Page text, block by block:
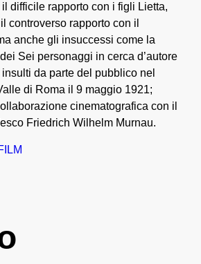
difficile rapporto con i figli Lietta,
controverso rapporto con il
anche gli insuccessi come la
Sei personaggi in cerca d’autore
da parte del pubblico nel
di Roma il 9 maggio 1921;
cinematografica con il
Friedrich Wilhelm Murnau.